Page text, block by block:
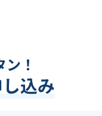
！
し込み